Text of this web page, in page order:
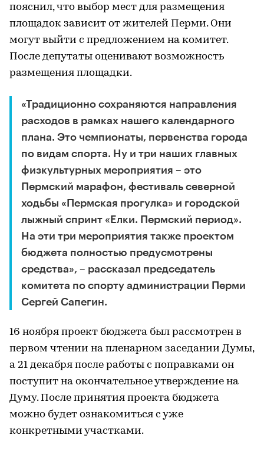
пояснил, что выбор мест для размещения
площадок зависит от жителей Перми. Они
могут выйти с предложением на комитет.
После депутаты оценивают возможность
размещения площадки.
«Традиционно сохраняются направления
расходов в рамках нашего календарного
плана. Это чемпионаты, первенства города
по видам спорта. Ну и три наших главных
физкультурных мероприятия – это
Пермский марафон, фестиваль северной
ходьбы «Пермская прогулка» и городской
лыжный спринт «Елки. Пермский период».
На эти три мероприятия также проектом
бюджета полностью предусмотрены
средства», – рассказал председатель
комитета по спорту администрации Перми
Сергей Сапегин.
16 ноября проект бюджета был рассмотрен в
первом чтении на пленарном заседании Думы,
а 21 декабря после работы с поправками он
поступит на окончательное утверждение на
Думу. После принятия проекта бюджета
можно будет ознакомиться с уже
конкретными участками.